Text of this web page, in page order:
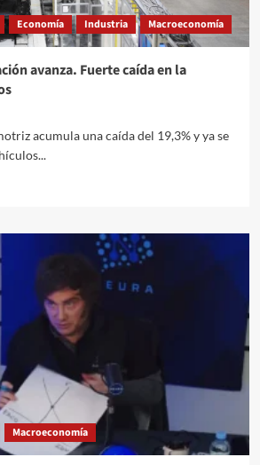
Economía Industria Macroeconomía
avanza. Fuerte caída en la
acumula una caída del 19,3% y ya se
Macroeconomía